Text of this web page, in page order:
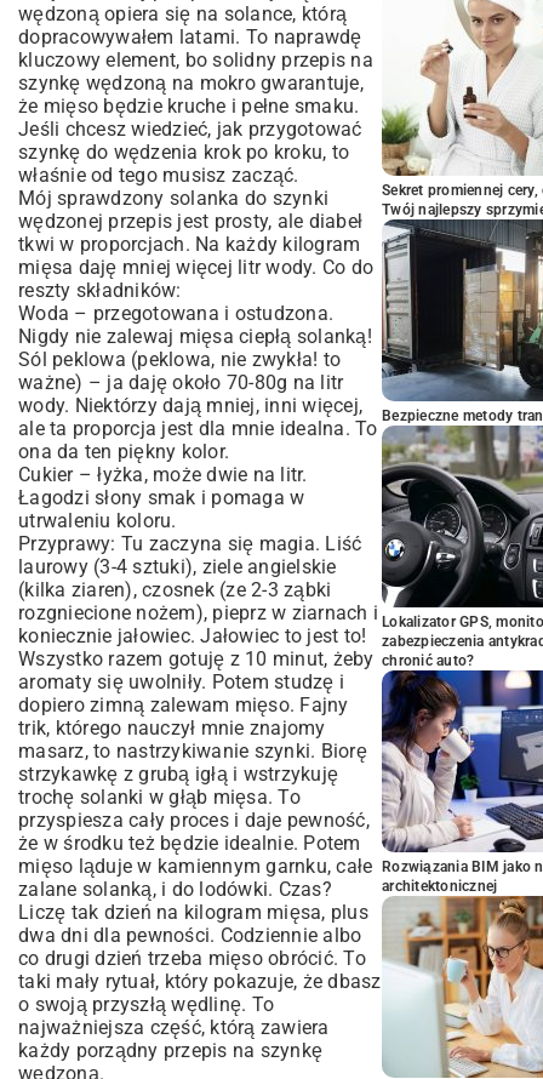
wędzoną opiera się na solance, którą
dopracowywałem latami. To naprawdę
kluczowy element, bo solidny przepis na
szynkę wędzoną na mokro gwarantuje,
że mięso będzie kruche i pełne smaku.
Jeśli chcesz wiedzieć, jak przygotować
szynkę do wędzenia krok po kroku, to
właśnie od tego musisz zacząć.
Mój sprawdzony solanka do szynki
wędzonej przepis jest prosty, ale diabeł
tkwi w proporcjach. Na każdy kilogram
mięsa daję mniej więcej litr wody. Co do
reszty składników:
Woda – przegotowana i ostudzona.
Nigdy nie zalewaj mięsa ciepłą solanką!
Sól peklowa (peklowa, nie zwykła! to
ważne) – ja daję około 70-80g na litr
wody. Niektórzy dają mniej, inni więcej,
ale ta proporcja jest dla mnie idealna. To
ona da ten piękny kolor.
Cukier – łyżka, może dwie na litr.
Łagodzi słony smak i pomaga w
utrwaleniu koloru.
Przyprawy: Tu zaczyna się magia. Liść
laurowy (3-4 sztuki), ziele angielskie
(kilka ziaren), czosnek (ze 2-3 ząbki
rozgniecione nożem), pieprz w ziarnach i
koniecznie jałowiec. Jałowiec to jest to!
Wszystko razem gotuję z 10 minut, żeby
aromaty się uwolniły. Potem studzę i
dopiero zimną zalewam mięso. Fajny
trik, którego nauczył mnie znajomy
masarz, to nastrzykiwanie szynki. Biorę
strzykawkę z grubą igłą i wstrzykuję
trochę solanki w głąb mięsa. To
przyspiesza cały proces i daje pewność,
że w środku też będzie idealnie. Potem
mięso ląduje w kamiennym garnku, całe
zalane solanką, i do lodówki. Czas?
Liczę tak dzień na kilogram mięsa, plus
dwa dni dla pewności. Codziennie albo
co drugi dzień trzeba mięso obrócić. To
taki mały rytuał, który pokazuje, że dbasz
o swoją przyszłą wędlinę. To
najważniejsza część, którą zawiera
każdy porządny przepis na szynkę
wędzoną.
Sekret promiennej
Twój najlepszy
Bezpieczne metody
Lokalizator GPS,
zabezpieczenia
chronić auto?
Rozwiązania BIM jako
architektonicznej